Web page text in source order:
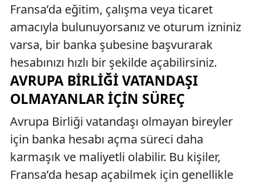
Fransa’da eğitim, çalışma veya ticaret
amacıyla bulunuyorsanız ve oturum izniniz
varsa, bir banka şubesine başvurarak
hesabınızı hızlı bir şekilde açabilirsiniz.
AVRUPA BIRLIĞI VATANDAŞI
OLMAYANLAR İÇIN SÜREÇ
Avrupa Birliği vatandaşı olmayan bireyler
için banka hesabı açma süreci daha
karmaşık ve maliyetli olabilir. Bu kişiler,
Fransa’da hesap açabilmek için genellikle